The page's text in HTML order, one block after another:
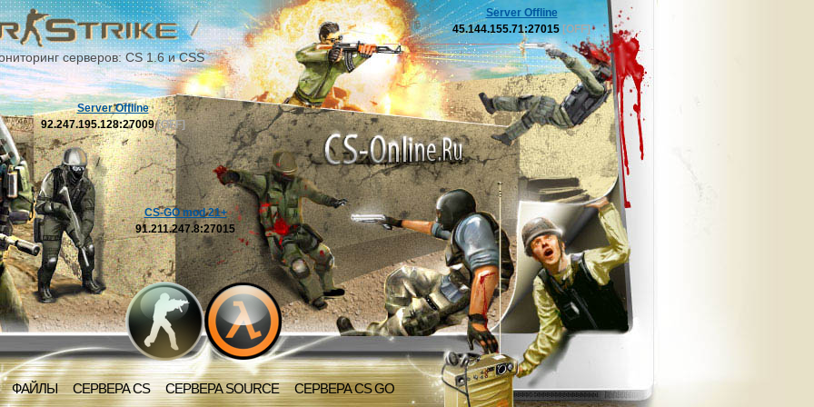
серверов: CS 1.6 и CSS
ФАЙЛЫ СЕРВЕРА CS СЕРВЕРА SOURCE СЕРВЕРА CS GO
Server Offline
92.247.195.128:27009[OFF]
CS-GO mod 21+
91.211.247.8:27015
Server Offline
45.144.155.71:27015 [OFF]